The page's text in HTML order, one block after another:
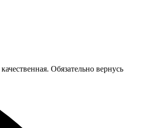
Обязательно вернусь